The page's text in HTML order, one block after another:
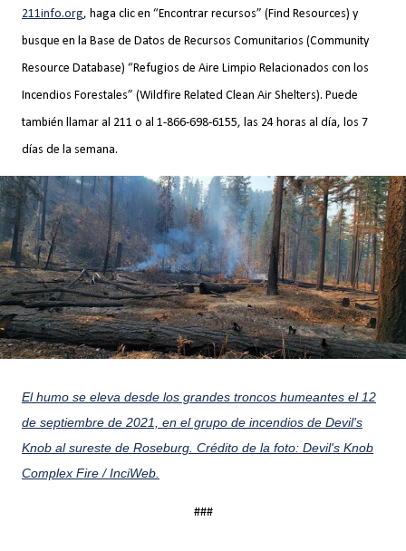
211info.org, haga clic en “Encontrar recursos” (Find Resources) y
busque en la Base de Datos de Recursos Comunitarios (Community
Resource Database) “Refugios de Aire Limpio Relacionados con los
Incendios Forestales” (Wildfire Related Clean Air Shelters). Puede
también llamar al 211 o al 1-866-698-6155, las 24 horas al día, los 7
días de la semana.
El humo se eleva desde los grandes troncos humeantes el 12
de septiembre de 2021, en el grupo de incendios de Devil's
Knob al sureste de Roseburg. Crédito de la foto: Devil's Knob
Complex Fire / InciWeb.
###